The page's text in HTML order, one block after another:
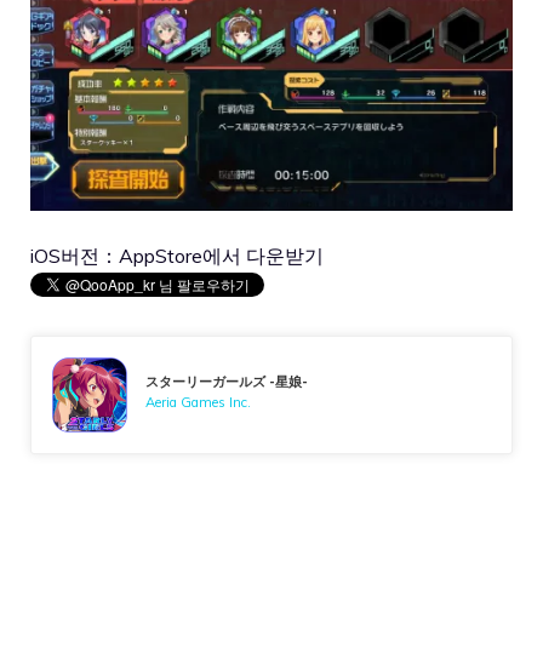
iOS버전： AppStore에서 다운받기
スターリーガールズ -星娘-
Aeria Games Inc.